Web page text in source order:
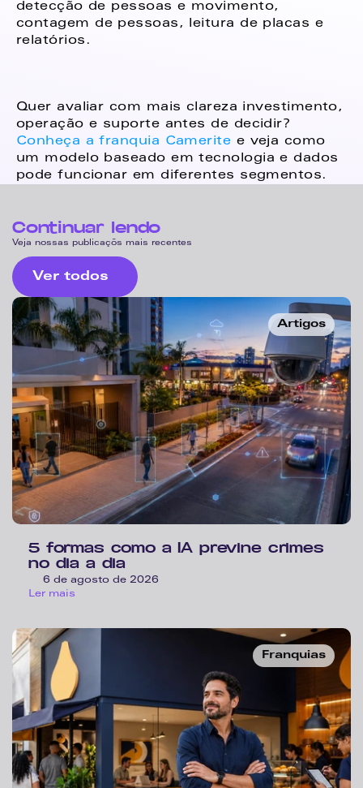
detecção de pessoas e movimento,
contagem de pessoas, leitura de placas e
relatórios.
Quer avaliar com mais clareza investimento,
Conheça a franquia Camerite e veja como
um modelo baseado em tecnologia e dados
pode funcionar em diferentes segmentos.
Continuar lendo
Veja nossas publicaçõs mais recentes
Ver todos
Artigos
5 formas como a IA previne crimes
no dia a dia
6 de agosto de 2026
Ler mais
Franquias